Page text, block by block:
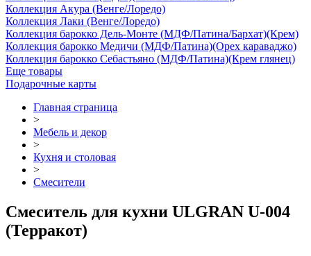
Коллекция Акура (Венге/Лоредо)
Коллекция Лаки (Венге/Лоредо)
Коллекция барокко Дель-Монте (МДФ/Патина/Бархат)(Крем)
Коллекция барокко Медичи (МДФ/Патина)(Орех караваджо)
Коллекция барокко Себастьяно (МДФ/Патина)(Крем глянец)
Еще товары
Подарочные карты
Главная страница
>
Мебель и декор
>
Кухня и столовая
>
Смесители
Смеситель для кухни ULGRAN U-004
(Терракот)